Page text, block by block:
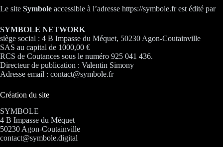
Le site Symbole accessible à l’adresse https://symbole.fr est édité par
SYMBOLE NETWORK
siège social : 4 B Impasse du Méquet, 50230 Agon-Coutainville
SAS au capital de 1000,00 €
RCS de Coutances sous le numéro 925 041 436.
Directeur de publication : Valentin Simony
Adresse email : contact@symbole.fr
Création du site
SYMBOLE
4 B Impasse du Méquet
50230 Agon-Coutainville
contact@symbole.digital